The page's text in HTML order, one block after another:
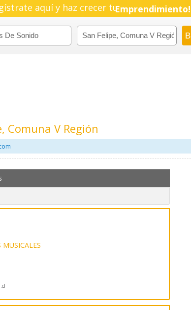
aquí y haz crecer tuPyme!
Emprendimiento!
Comuna V Región